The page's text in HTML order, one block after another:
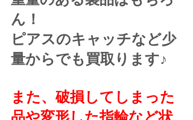
ん！
ピアスのキャッチなど少
量からでも買取ります♪
また、破損してしまった